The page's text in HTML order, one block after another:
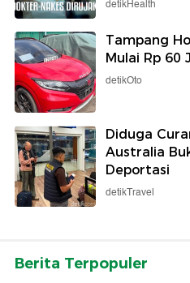
detikHealth
Tampang
Mulai Rp 60
detikOto
Diduga
Australia
Deportasi
detikTravel
Berita Terpopuler